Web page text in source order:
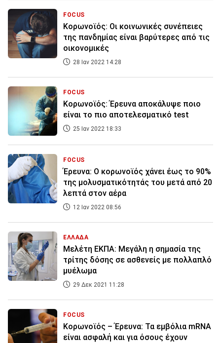
FOCUS
Κορωνοϊός: Οι κοινωνικές συνέπειες
της πανδημίας είναι βαρύτερες από τις
οικονομικές
28 Ιαν 2022 14:28
FOCUS
Κορωνοϊός: Έρευνα αποκάλυψε ποιο
είναι το πιο αποτελεσματικό test
25 Ιαν 2022 18:33
FOCUS
Έρευνα: Ο κορωνοϊός χάνει έως το 90%
της μολυσματικότητάς του μετά από 20
λεπτά στον αέρα
12 Ιαν 2022 08:56
ΕΛΛΑΔΑ
Μελέτη ΕΚΠΑ: Μεγάλη η σημασία της
τρίτης δόσης σε ασθενείς με πολλαπλό
μυέλωμα
29 Δεκ 2021 11:28
FOCUS
Κορωνοϊός – Έρευνα: Τα εμβόλια mRNA
είναι ασφαλή και για όσους έχουν